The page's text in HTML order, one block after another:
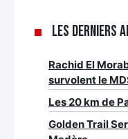
Les derniers
Rachid El
survolent le
Les 20 km de
Golden Trail